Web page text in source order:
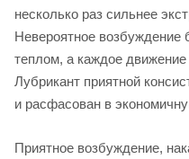
несколько раз сильнее
Невероятное возбуждение
теплом, а каждое
Лубрикант приятной
и расфасован в
Приятное возбуждение,